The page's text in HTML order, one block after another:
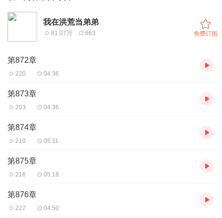
我在洪荒当弟弟
81.07万 663 免费订阅
第872章
220 04:36
第873章
203 04:36
第874章
210 05:11
第875章
216 05:18
第876章
227 04:50